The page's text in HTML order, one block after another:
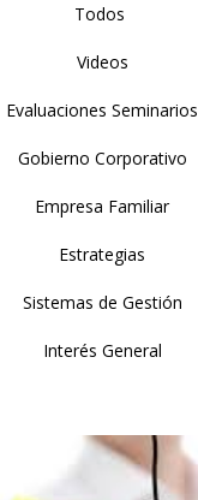
Todos
Videos
Evaluaciones Seminarios
Gobierno Corporativo
Empresa Familiar
Estrategias
Sistemas de Gestión
Interés General